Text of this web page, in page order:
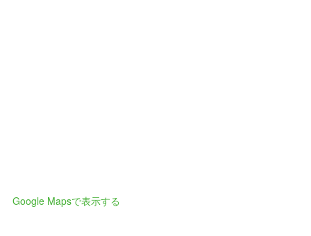
Google Mapsで表示する